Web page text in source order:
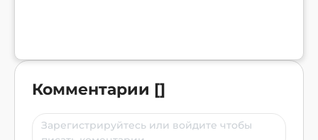
Комментарии []